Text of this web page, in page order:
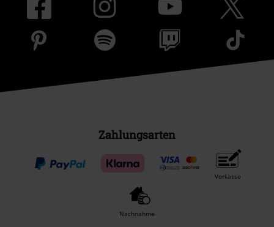
Zahlungsarten
Vorkasse
Nachnahme